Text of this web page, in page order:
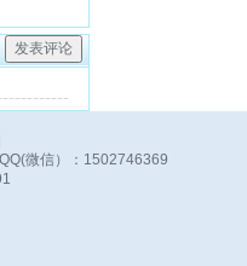
微信）：1502746369